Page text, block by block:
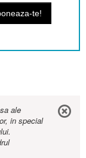
ale
in special